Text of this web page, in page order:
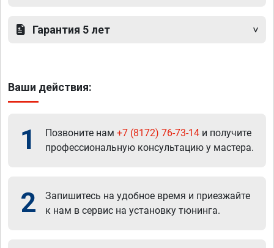
Гарантия 5 лет
Ваши действия:
1 Позвоните нам +7 (8172) 76-73-14 и получите
профессиональную консультацию у мастера.
2
Запишитесь на удобное время и приезжайте
к нам в сервис на установку тюнинга.